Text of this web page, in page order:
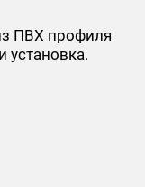
ПВХ профиля
установка.